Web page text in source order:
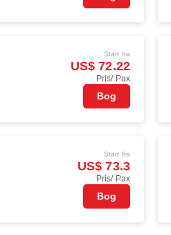
Start fra
US$ 72.22
Pris/ Pax
Bog
Start fra
US$ 73.3
Pris/ Pax
Bog